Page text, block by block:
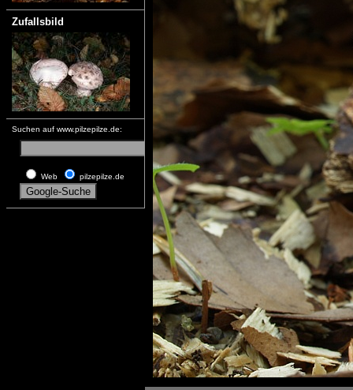
Zufallsbild
Suchen auf www.pilzepilze.de:
Web pilzepilze.de